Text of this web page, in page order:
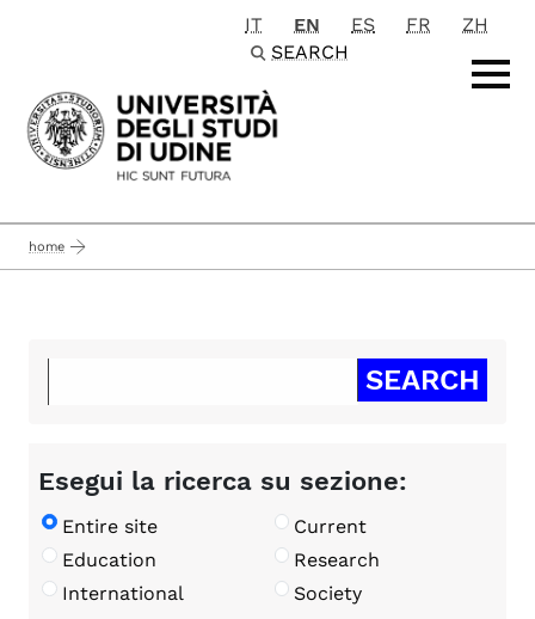
Passa al contenuto principale
IT EN ES FR
ZH
SEARCH
home
Esegui la ricerca su sezione:
Entire site
Current
Education
Research
International
Society